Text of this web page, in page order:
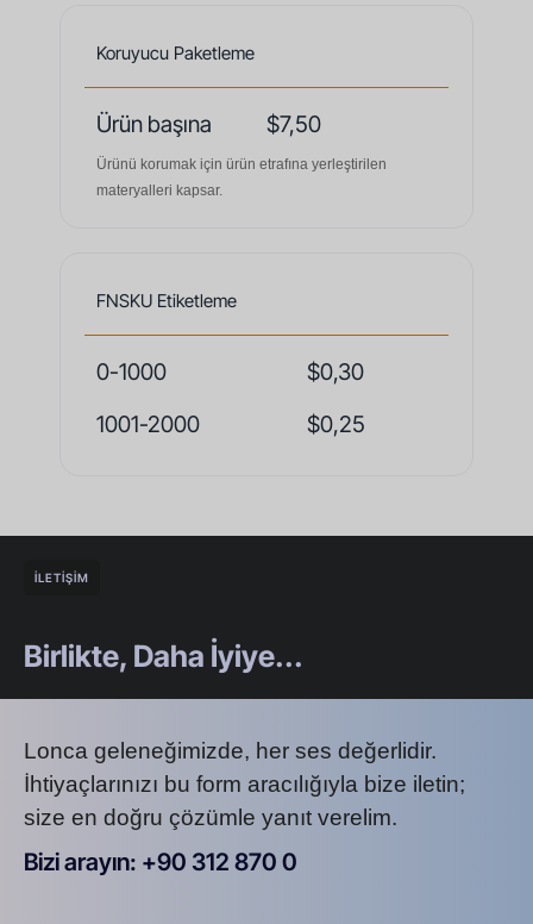
Koruyucu Paketleme
Ürün başına $7,50
Ürünü korumak için ürün etrafına yerleştirilen
materyalleri kapsar.
FNSKU Etiketleme
0-1000
$0,30
1001-2000
$0,25
İLETİŞİM
Birlikte, Daha İyiye...
Lonca geleneğimizde, her ses değerlidir.
İhtiyaçlarınızı bu form aracılığıyla bize iletin;
size en doğru çözümle yanıt verelim.
Bizi arayın: +90 312 870 0